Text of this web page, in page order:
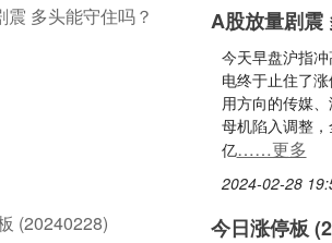
A股放量剧震
今天早盘沪指
电终于止住了
用方向的传媒
母机陷入调整
亿……更多
2024-02-28
今日涨停板